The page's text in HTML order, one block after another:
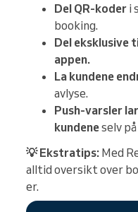
Del QR-koder i
booking.
Del eksklusive
appen.
La kundene
avlyse.
Push-varsler
kundeneselv
💡 Ekstratips: Med
alltid oversikt over
er.